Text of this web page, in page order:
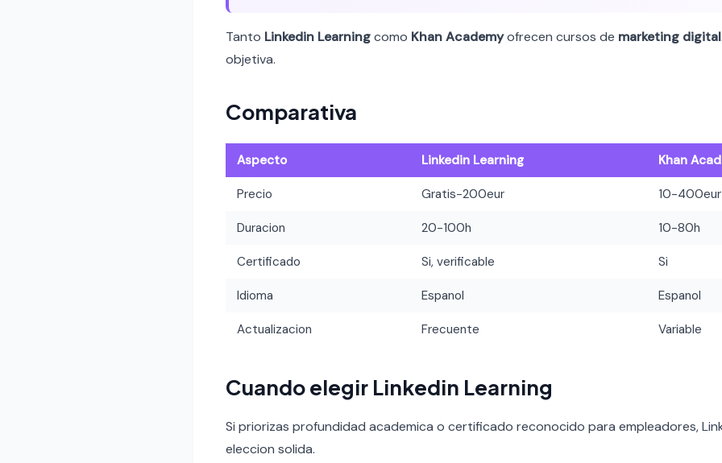
Tanto Linkedin Learningcomo Khan Academyofrecen cursos de marketing digital
objetiva.
Comparativa
Aspecto Linkedin Learning Khan
Precio Gratis-200eur 10-400eur
Duracion 20-100h 10-80h
Certificado Si, verificable Si
Idioma Espanol Espanol
Actualizacion Frecuente Variable
Cuando elegir Linkedin Learning
Si priorizas profundidad academica o certificado reconocido para empleadores,
eleccion solida.